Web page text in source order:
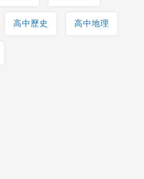
高中歷史 高中地理